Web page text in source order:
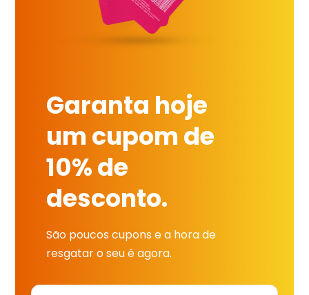
Garanta hoje
um cupom de
10% de
desconto.
São poucos cupons e a hora de
resgatar o seu é agora.